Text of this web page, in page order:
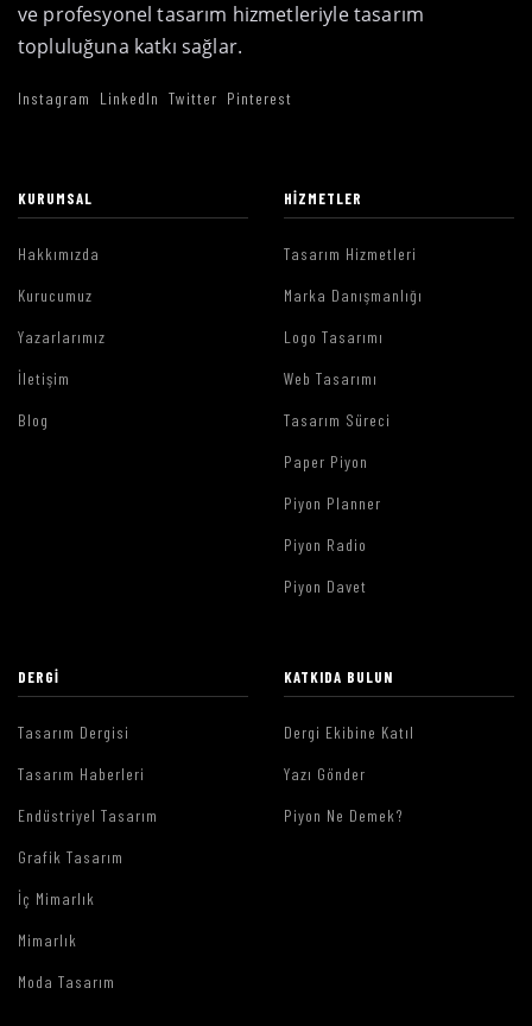
ve profesyonel tasarım hizmetleriyle tasarım
topluluğuna katkı sağlar.
Instagram LinkedIn Twitter Pinterest
KURUMSAL
Hakkımızda
Kurucumuz
Yazarlarımız
İletişim
Blog
HIZMETLER
Tasarım Hizmetleri
Marka Danışmanlığı
Logo Tasarımı
Web Tasarımı
Tasarım Süreci
Paper Piyon
Piyon Planner
Piyon Radio
Piyon Davet
DERGI
Tasarım Dergisi
Tasarım Haberleri
Endüstriyel Tasarım
Grafik Tasarım
İç Mimarlık
Mimarlık
Moda Tasarım
KATKIDA BULUN
Dergi Ekibine Katıl
Yazı Gönder
Piyon Ne Demek?